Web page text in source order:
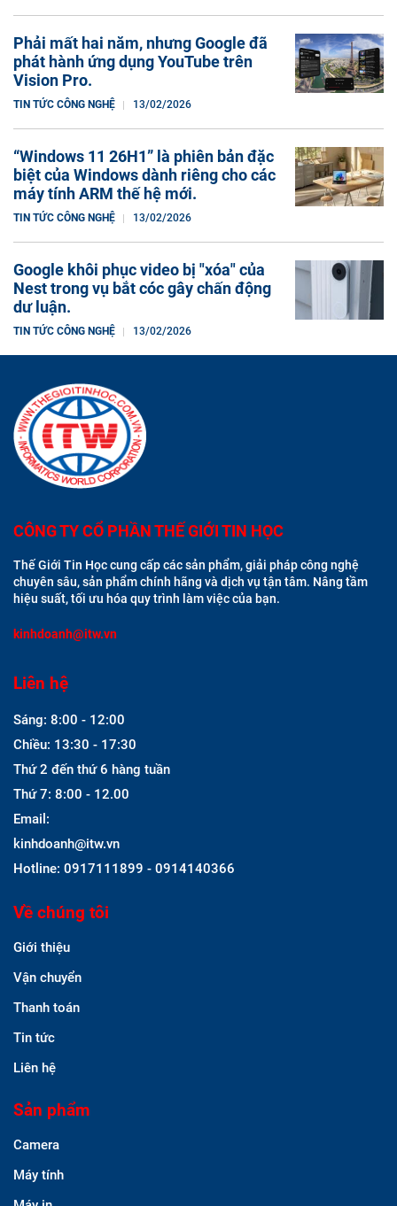
Phải mất hai năm, nhưng Google đã
phát hành ứng dụng YouTube trên
Vision Pro.
TIN TỨC CÔNG NGHỆ 13/02/2026
“Windows 11 26H1” là phiên bản đặc
biệt của Windows dành riêng cho các
máy tính ARM thế hệ mới.
TIN TỨC CÔNG NGHỆ 13/02/2026
Google khôi phục video bị "xóa" của
Nest trong vụ bắt cóc gây chấn động
dư luận.
TIN TỨC CÔNG NGHỆ 13/02/2026
CÔNG TY CỔ PHẦN THẾ GIỚI TIN HỌC
Thế Giới Tin Học cung cấp các sản phẩm, giải pháp công nghệ
chuyên sâu, sản phẩm chính hãng và dịch vụ tận tâm. Nâng tầm
hiệu suất, tối ưu hóa quy trình làm việc của bạn.
kinhdoanh@itw.vn
Liên hệ
Sáng: 8:00 - 12:00
Chiều: 13:30 - 17:30
Thứ 2 đến thứ 6 hàng tuần
Thứ 7: 8:00 - 12.00
Email:
kinhdoanh@itw.vn
Hotline: 0917111899 - 0914140366
Về chúng tôi
Giới thiệu
Vận chuyển
Thanh toán
Tin tức
Liên hệ
Sản phẩm
Camera
Máy tính